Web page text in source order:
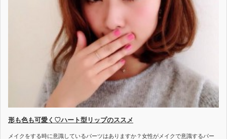
形も色も可愛く♡ハート型リップのススメ
メイクをする時に意識しているパーツはありますか？女性がメイクで意識するパー